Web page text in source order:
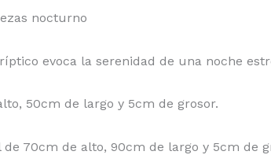
nocturno
evoca la serenidad de una noche
50cm de largo y 5cm de grosor.
de 70cm de alto, 90cm de largo y 5cm de